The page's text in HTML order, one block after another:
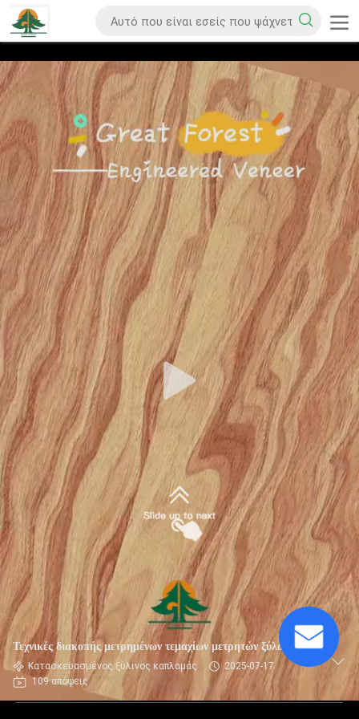
Τεχνικές διακοπής μετρημένων τεμαχίων μετρητών ξύλου
Κατασκευασμένος ξύλινος καπλαμάς
2025-07-17
109 απόψεις